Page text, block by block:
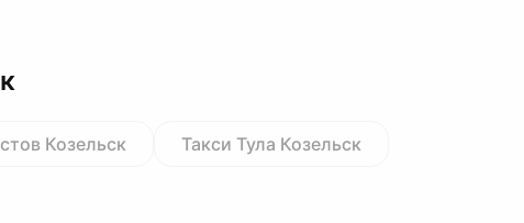
Козельск Такси Тула Козельск